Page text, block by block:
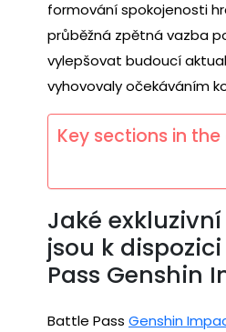
formování spokojenosti
průběžná zpětná vazba
vylepšovat budoucí
vyhovovaly očekáváním
Key sections in
Jaké
jsou k
Pass Genshin
Battle Pass Genshin